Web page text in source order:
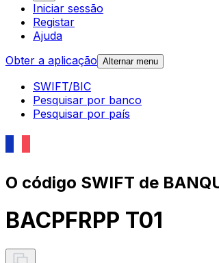
Iniciar sessão
Registar
Ajuda
Obter a aplicação Alternar menu
SWIFT/BIC
Pesquisar por banco
Pesquisar por país
O código SWIFT de
BACPFRPP T01